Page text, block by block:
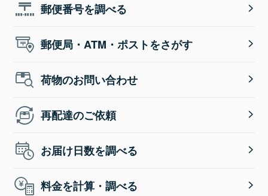
郵便番号を調べる
郵便局・ATM・ポストをさがす
荷物のお問い合わせ
再配達のご依頼
お届け日数を調べる
料金を計算・調べる